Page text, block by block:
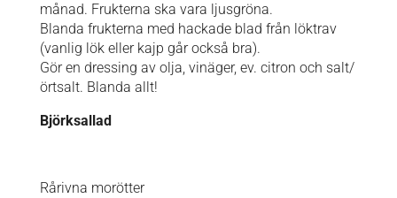
månad. Frukterna ska vara ljusgröna.
Blanda frukterna med hackade blad från löktrav
(vanlig lök eller kajp går också bra).
Gör en dressing av olja, vinäger, ev. citron och salt/
örtsalt. Blanda allt!
Björksallad
Rårivna morötter